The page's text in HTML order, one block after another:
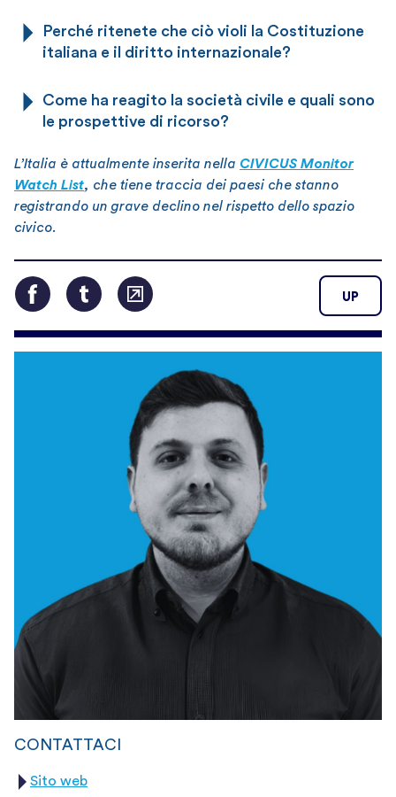
Perché ritenete che ciò violi la Costituzione
italiana e il diritto internazionale?
Come ha reagito la società civile e quali sono
le prospettive di ricorso?
L’Italia è attualmente inserita nella CIVICUS Monitor
Watch List, che tiene traccia dei paesi che stanno
registrando un grave declino nel rispetto dello spazio
civico.
UP
CONTATTACI
Sito web